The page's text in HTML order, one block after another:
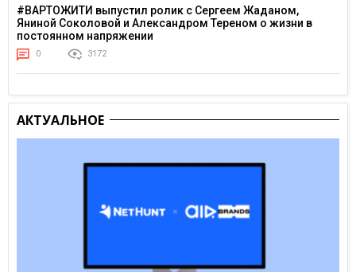
#ВАРТОЖИТИ выпустил ролик с Сергеем Жаданом,
Яниной Соколовой и Александром Тереном о жизни в
постоянном напряжении
0 3172
АКТУАЛЬНОЕ